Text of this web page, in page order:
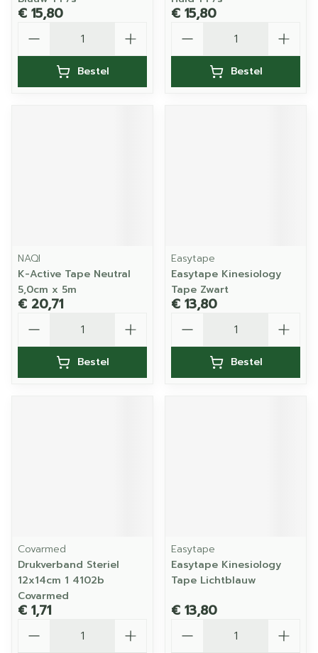
€ 15,80
Bestel
€ 15,80
Bestel
NAQI
K-Active Tape Neutral
5,0cm x 5m
€ 20,71
Bestel
Easytape
Easytape Kinesiology
Tape Zwart
€ 13,80
Bestel
Covarmed
Drukverband Steriel
12x14cm 1 4102b
Covarmed
€ 1,71
Easytape
Easytape Kinesiology
Tape Lichtblauw
€ 13,80